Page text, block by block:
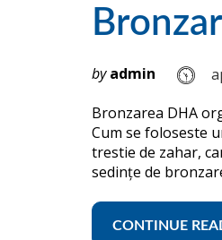
by admin
Bronzarea DHA
Cum se foloseste
trestie de zahar,
sedinţe de
CONTINUE